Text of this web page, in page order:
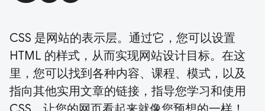
CSS 是网站的表示层。通过它，您可以设置
HTML 的样式，从而实现网站设计目标。在这
里，您可以找到各种内容、课程、模式，以及
指向其他实用文章的链接，指导您学习和使用